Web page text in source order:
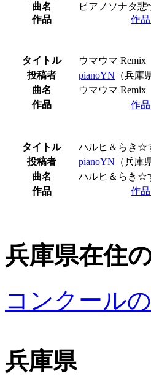
曲名
ピアノソナタ悲
作品
作
タイトル
ウマウマ Remix
投稿者
pianoYN （兵庫
曲名
ウマウマ Remix
作品
作
タイトル
ハルヒ＆らき☆
投稿者
pianoYN （兵庫
曲名
ハルヒ＆らき☆
作品
作
兵庫県在住
コンクール
兵庫県